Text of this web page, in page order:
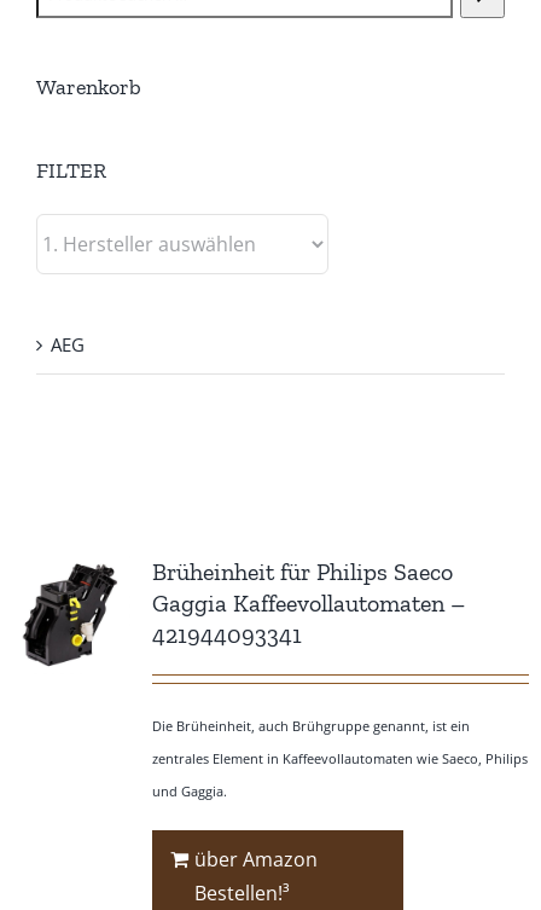
Brüheinheit für Philips Saeco
Gaggia Kaffeevollautomaten –
421944093341
Die Brüheinheit, auch Brühgruppe genannt, ist ein
zentrales Element in Kaffeevollautomaten wie Saeco, Philips
und Gaggia.
über Amazon
Bestellen!³
Warenkorb
FILTER
AEG